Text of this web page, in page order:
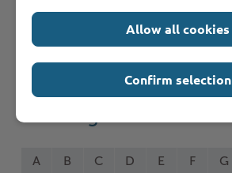
Formulare
Leistungen von A bis Z
A B C D E F G
Allow all cookies
Confirm selection